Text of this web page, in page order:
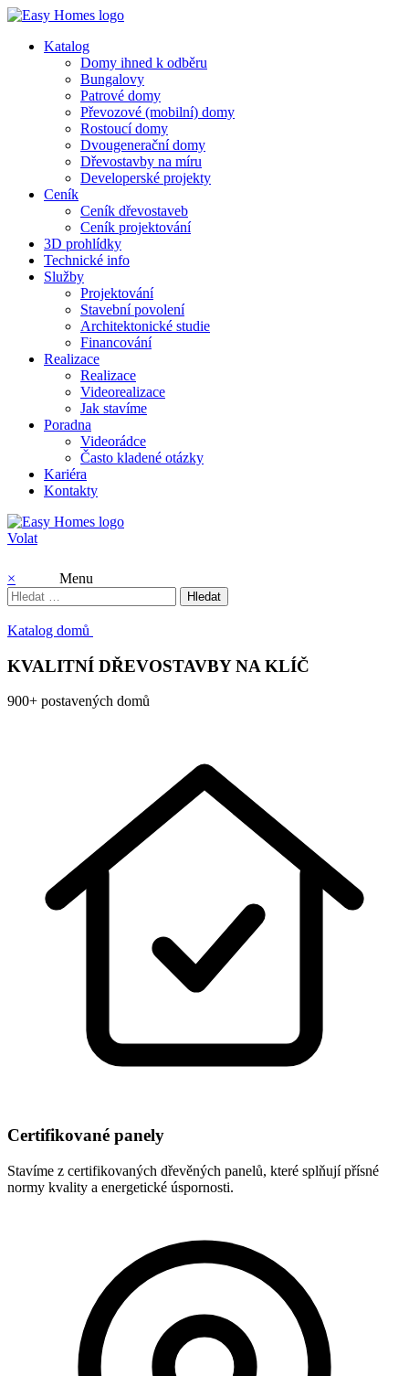
Katalog
Domy ihned k odběru
Bungalovy
Patrové domy
Převozové (mobilní) domy
Rostoucí domy
Dvougenerační domy
Dřevostavby na míru
Developerské projekty
Ceník
Ceník dřevostaveb
Ceník projektování
3D prohlídky
Technické info
Služby
Projektování
Stavební povolení
Architektonické studie
Financování
Realizace
Realizace
Videorealizace
Jak stavíme
Poradna
Videorádce
Často kladené otázky
Kariéra
Kontakty
Volat
×
Menu
Vyhledávání
Katalog domů
KVALITNÍ DŘEVOSTAVBY NA KLÍČ
900+ postavených domů
Certifikované panely
Stavíme z certifikovaných dřevěných panelů, které splňují přísné
normy kvality a energetické úspornosti.